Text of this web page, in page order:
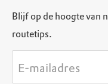
Blijf op de hoogte van
routetips.
E-mailadres